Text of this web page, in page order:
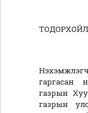
гаргасан
газрын
газрын